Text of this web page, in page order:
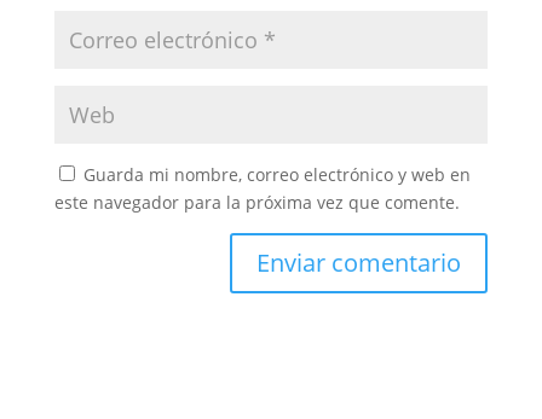
Guarda mi nombre, correo electrónico y web en
este navegador para la próxima vez que comente.